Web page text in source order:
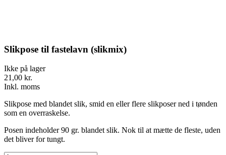
Slikpose til fastelavn (slikmix)
Ikke på lager
21,00 kr.
Inkl. moms
Slikpose med blandet slik, smid en eller flere slikposer ned i tønden
som en overraskelse.
Posen indeholder 90 gr. blandet slik. Nok til at mætte de fleste, uden
det bliver for tungt.